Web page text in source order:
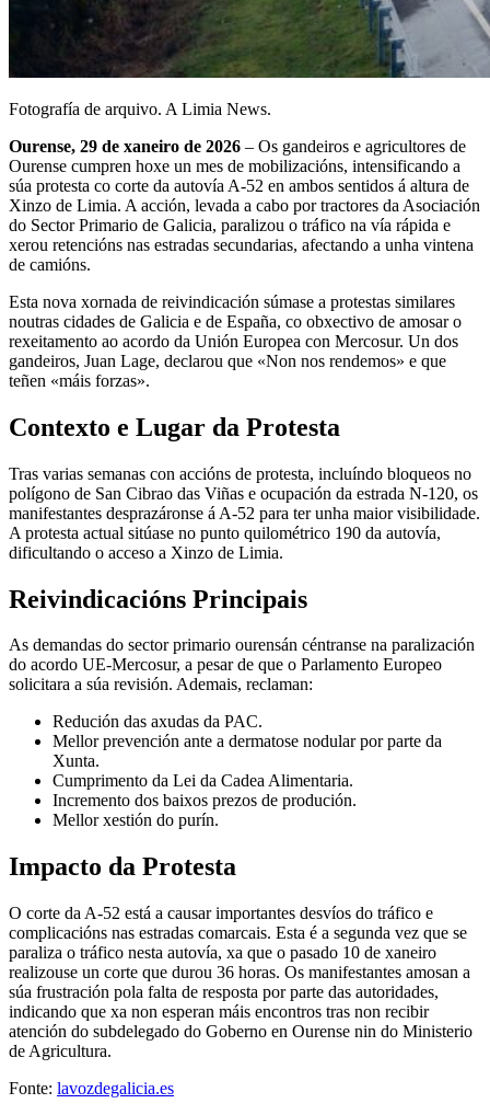
Fotografía de arquivo. A Limia News.
Ourense, 29 de xaneiro de 2026 – Os gandeiros e agricultores de
Ourense cumpren hoxe un mes de mobilizacións, intensificando a
súa protesta co corte da autovía A-52 en ambos sentidos á altura de
Xinzo de Limia. A acción, levada a cabo por tractores da Asociación
do Sector Primario de Galicia, paralizou o tráfico na vía rápida e
xerou retencións nas estradas secundarias, afectando a unha vintena
de camións.
Esta nova xornada de reivindicación súmase a protestas similares
noutras cidades de Galicia e de España, co obxectivo de amosar o
rexeitamento ao acordo da Unión Europea con Mercosur. Un dos
gandeiros, Juan Lage, declarou que «Non nos rendemos» e que
teñen «máis forzas».
Contexto e Lugar da Protesta
Tras varias semanas con accións de protesta, incluíndo bloqueos no
polígono de San Cibrao das Viñas e ocupación da estrada N-120, os
manifestantes desprazáronse á A-52 para ter unha maior visibilidade.
A protesta actual sitúase no punto quilométrico 190 da autovía,
dificultando o acceso a Xinzo de Limia.
Reivindicacións Principais
As demandas do sector primario ourensán céntranse na paralización
do acordo UE-Mercosur, a pesar de que o Parlamento Europeo
solicitara a súa revisión. Ademais, reclaman:
Redución das axudas da PAC.
Mellor prevención ante a dermatose nodular por parte da
Xunta.
Cumprimento da Lei da Cadea Alimentaria.
Incremento dos baixos prezos de produción.
Mellor xestión do purín.
Impacto da Protesta
O corte da A-52 está a causar importantes desvíos do tráfico e
complicacións nas estradas comarcais. Esta é a segunda vez que se
paraliza o tráfico nesta autovía, xa que o pasado 10 de xaneiro
realizouse un corte que durou 36 horas. Os manifestantes amosan a
súa frustración pola falta de resposta por parte das autoridades,
indicando que xa non esperan máis encontros tras non recibir
atención do subdelegado do Goberno en Ourense nin do Ministerio
de Agricultura.
Fonte: lavozdegalicia.es